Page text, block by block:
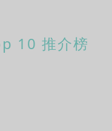
10 推介榜